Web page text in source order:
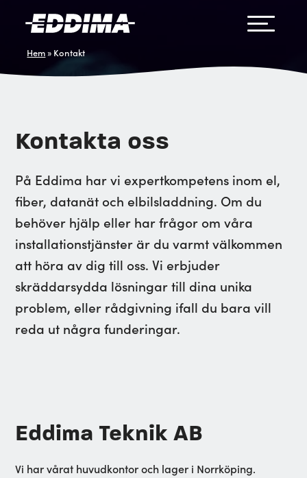
Hem» Kontakt
Kontakta oss
På Eddima har vi expertkompetens inom el,
fiber, datanät och elbilsladdning. Om du
behöver hjälp eller har frågor om våra
installationstjänster är du varmt välkommen
att höra av dig till oss. Vi erbjuder
skräddarsydda lösningar till dina unika
problem, eller rådgivning ifall du bara vill
reda ut några funderingar.
Eddima Teknik AB
Vi har vårat huvudkontor och lager i Norrköping.